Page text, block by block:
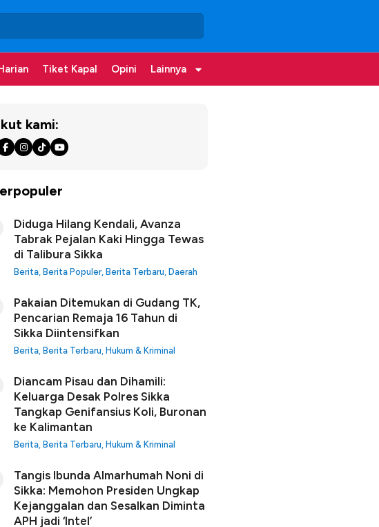
Tiket Kapal Opini Lainnya
kami:
Diduga Hilang Kendali, Avanza
Tabrak Pejalan Kaki Hingga Tewas
di Talibura Sikka
Berita, Berita Populer, Berita Terbaru, Daerah
Pakaian Ditemukan di Gudang TK,
Pencarian Remaja 16 Tahun di
Sikka Diintensifkan
Berita, Berita Terbaru, Hukum & Kriminal
Diancam Pisau dan Dihamili:
Keluarga Desak Polres Sikka
Tangkap Genifansius Koli, Buronan
ke Kalimantan
Berita, Berita Terbaru, Hukum & Kriminal
Tangis Ibunda Almarhumah Noni di
Sikka: Memohon Presiden Ungkap
Kejanggalan dan Sesalkan Diminta
APH jadi ‘Intel’